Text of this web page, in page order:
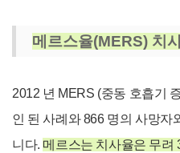
메르스율(MERS) 치
2012 년 MERS (중동 호흡기
인 된 사례와 866 명의 사망자
니다. 메르스는 치사율은 무려